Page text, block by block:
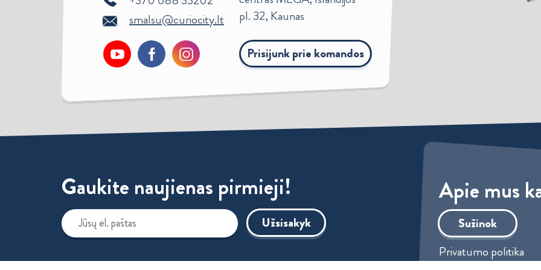
smalsu@curiocity.lt
pl. 32, Kaunas
Prisijunk prie komandos
Gaukite naujienas pirmieji!
Užsisakyk
Apie mus
Sužinok
Privatumo politika